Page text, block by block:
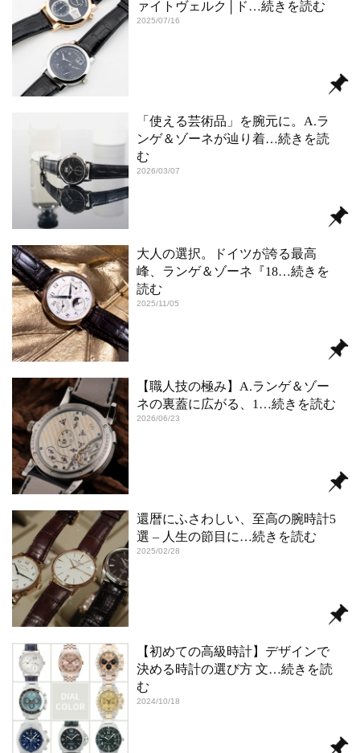
ァイトヴェルク│ド …続きを読む
2025/07/16
「使える芸術品」を腕元に。A.ラ
ンゲ＆ゾーネが辿り着…続きを読
む
2026/03/07
大人の選択。ドイツが誇る最高
峰、ランゲ＆ゾーネ『18…続きを
読む
2025/11/05
【職人技の極み】A.ランゲ＆ゾー
ネの裏蓋に広がる、1 …続きを読む
2026/06/23
還暦にふさわしい、至高の腕時計5
選 – 人生の節目に …続きを読む
2025/02/28
【初めての高級時計】デザインで
決める時計の選び方 文…続きを読
む
2024/10/18